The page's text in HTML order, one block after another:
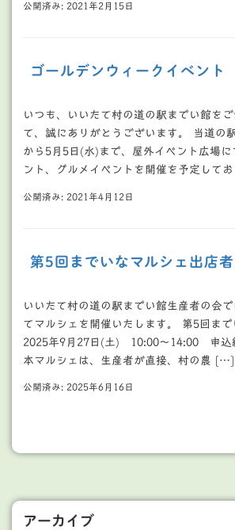
公開済み: 2021年2月15日
ゴールデンウィークイベント
いつも、いいたて村の道の駅までい館を
て、誠にありがとうございます。 当道の
から5月5日(水)まで、屋外イベント広場に
ント、グルメイベントを開催を予定して
公開済み: 2021年4月12日
第5回までいなマルシェ出店者
いいたて村の道の駅までい館生産者の会
てマルシェを開催いたします。 第5回ま
2025年9月27日(土) 10:00～14:00 申込
本マルシェは、生産者が直接、村の農 […]
公開済み: 2025年6月16日
アーカイブ